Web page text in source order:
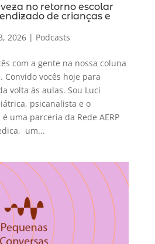
no retorno escolar
de crianças e
2026| Podcasts
com a gente na nossa coluna
Convido vocês hoje para
volta às aulas. Sou Luci
psicanalista e o
uma parceria da Rede AERP
um...